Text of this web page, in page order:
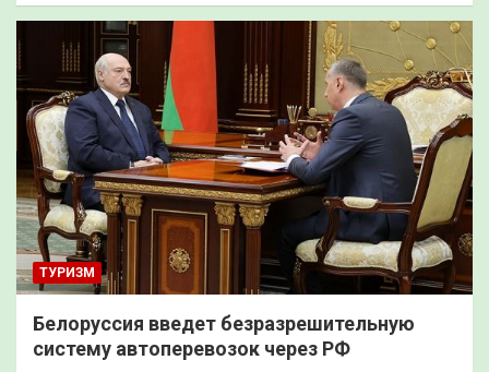
ТУРИЗМ
Белоруссия введет безразрешительную
систему автоперевозок через РФ